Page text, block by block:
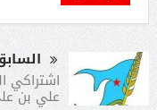
اشتراكي
علي بن